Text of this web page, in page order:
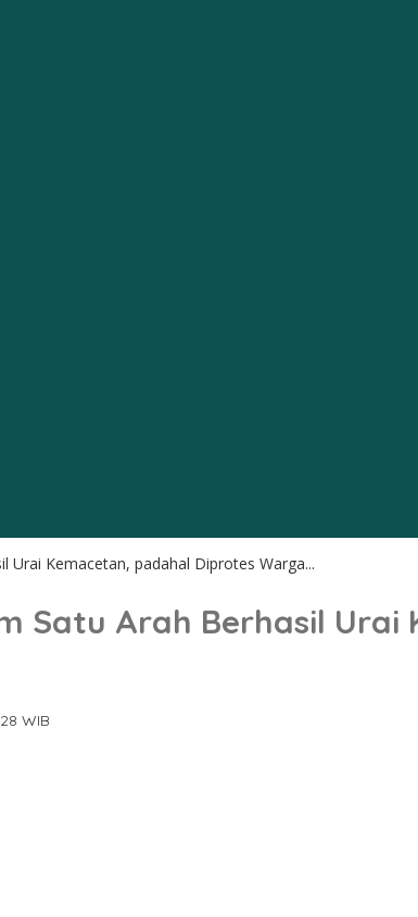
Urai Kemacetan, padahal Diprotes Warga...
Satu Arah Berhasil
WIB